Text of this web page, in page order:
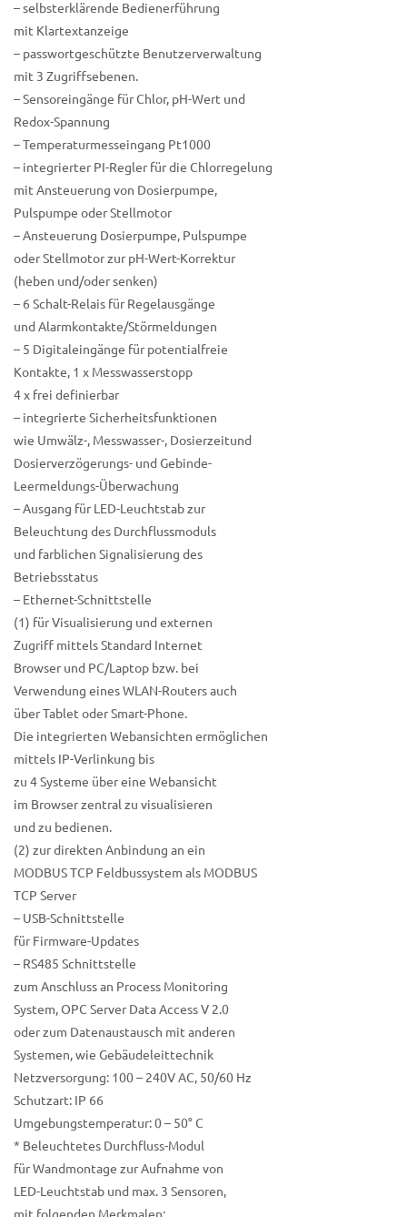
– selbsterklärende Bedienerführung
mit Klartextanzeige
– passwortgeschützte Benutzerverwaltung
mit 3 Zugriffsebenen.
– Sensoreingänge für Chlor, pH-Wert und
Redox-Spannung
– Temperaturmesseingang Pt1000
– integrierter PI-Regler für die Chlorregelung
mit Ansteuerung von Dosierpumpe,
Pulspumpe oder Stellmotor
– Ansteuerung Dosierpumpe, Pulspumpe
oder Stellmotor zur pH-Wert-Korrektur
(heben und/oder senken)
– 6 Schalt-Relais für Regelausgänge
und Alarmkontakte/Störmeldungen
– 5 Digitaleingänge für potentialfreie
Kontakte, 1 x Messwasserstopp
4 x frei definierbar
– integrierte Sicherheitsfunktionen
wie Umwälz-, Messwasser-, Dosierzeitund
Dosierverzögerungs- und Gebinde-
Leermeldungs-Überwachung
– Ausgang für LED-Leuchtstab zur
Beleuchtung des Durchflussmoduls
und farblichen Signalisierung des
Betriebsstatus
– Ethernet-Schnittstelle
(1) für Visualisierung und externen
Zugriff mittels Standard Internet
Browser und PC/Laptop bzw. bei
Verwendung eines WLAN-Routers auch
über Tablet oder Smart-Phone.
Die integrierten Webansichten ermöglichen
mittels IP-Verlinkung bis
zu 4 Systeme über eine Webansicht
im Browser zentral zu visualisieren
und zu bedienen.
(2) zur direkten Anbindung an ein
MODBUS TCP Feldbussystem als MODBUS
TCP Server
– USB-Schnittstelle
für Firmware-Updates
– RS485 Schnittstelle
zum Anschluss an Process Monitoring
System, OPC Server Data Access V 2.0
oder zum Datenaustausch mit anderen
Systemen, wie Gebäudeleittechnik
Netzversorgung: 100 – 240V AC, 50/60 Hz
Schutzart: IP 66
Umgebungstemperatur: 0 – 50° C
* Beleuchtetes Durchfluss-Modul
für Wandmontage zur Aufnahme von
LED-Leuchtstab und max. 3 Sensoren,